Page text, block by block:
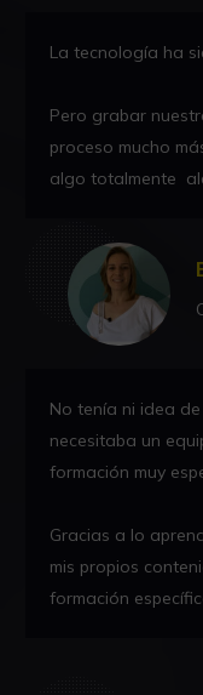
La tecnología ha
Pero grabar
proceso mucho
algo totalmente
No tenía ni idea
necesitaba un
formación muy
Gracias a lo
mis propios
formación